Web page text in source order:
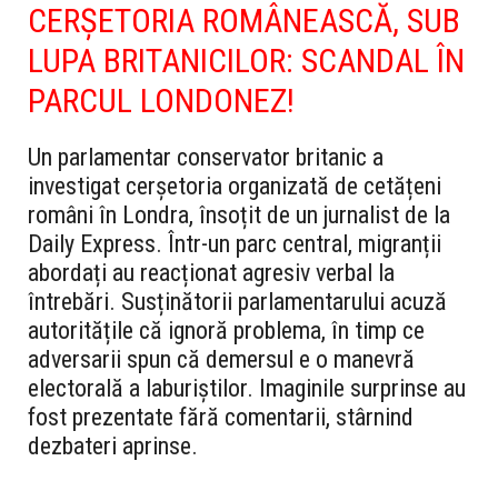
CERȘETORIA ROMÂNEASCĂ, SUB
LUPA BRITANICILOR: SCANDAL ÎN
PARCUL LONDONEZ!
Un parlamentar conservator britanic a
investigat cerșetoria organizată de cetățeni
români în Londra, însoțit de un jurnalist de la
Daily Express. Într-un parc central, migranții
abordați au reacționat agresiv verbal la
întrebări. Susținătorii parlamentarului acuză
autoritățile că ignoră problema, în timp ce
adversarii spun că demersul e o manevră
electorală a laburiștilor. Imaginile surprinse au
fost prezentate fără comentarii, stârnind
dezbateri aprinse.